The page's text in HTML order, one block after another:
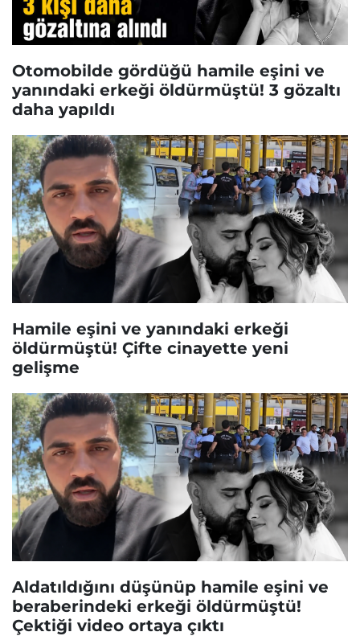
Otomobilde gördüğü hamile eşini ve
yanındaki erkeği öldürmüştü! 3 gözaltı
daha yapıldı
Hamile eşini ve yanındaki erkeği
öldürmüştü! Çifte cinayette yeni
gelişme
Aldatıldığını düşünüp hamile eşini ve
beraberindeki erkeği öldürmüştü!
Çektiği video ortaya çıktı